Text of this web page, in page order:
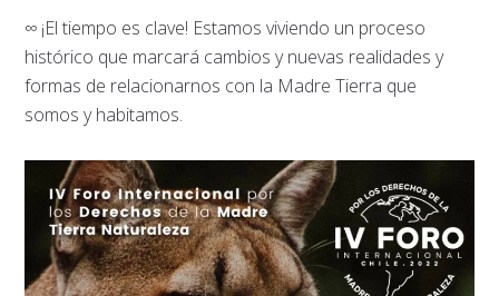
∞ ¡El tiempo es clave! Estamos viviendo un proceso
histórico que marcará cambios y nuevas realidades y
formas de relacionarnos con la Madre Tierra que
somos y habitamos.